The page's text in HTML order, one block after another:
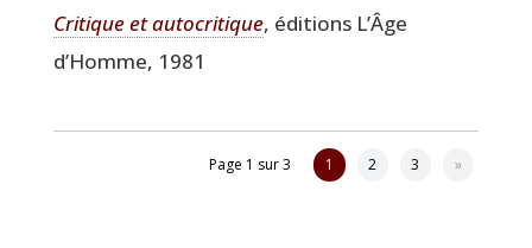
Cri­tique et auto­cri­tique, édi­tions L’Âge
d’Homme, 1981
Page 1 sur 3 1 2 3 »